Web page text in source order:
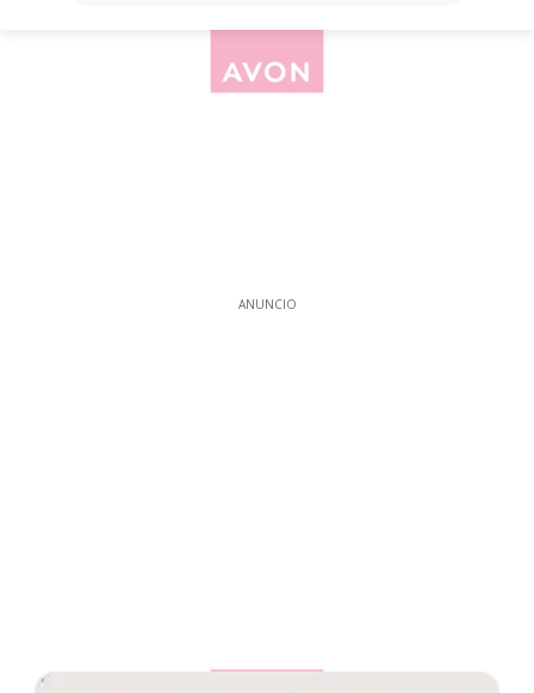
ANUNCIO